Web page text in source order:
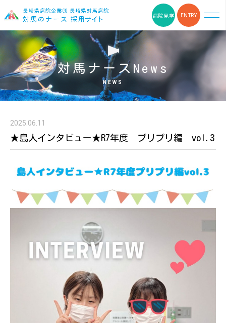
病院見学 ENTRY
HOME
対馬ナースNEWS
データで見る対馬病院
グローバルナース対談
対馬移住ヒストリー
よくある質問
対馬ナースNews
NEWS
2025.06.11
★島人インタビュー★R7年度 プリプリ編 vol.3